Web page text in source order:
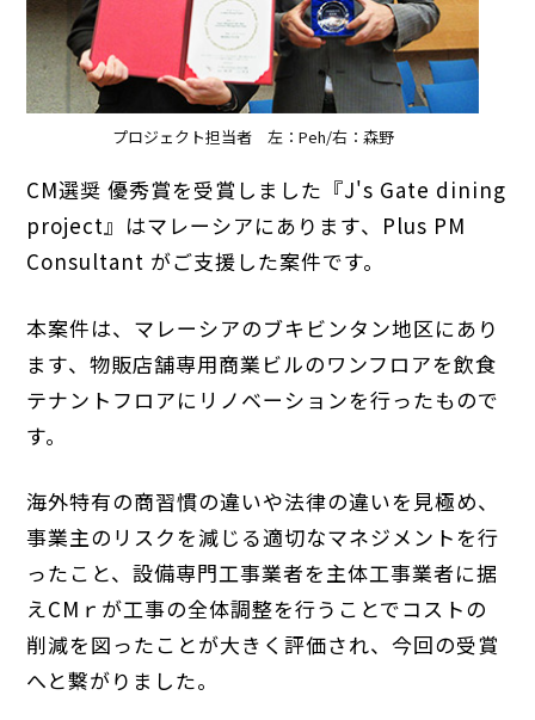
プロジェクト担当者 左：Peh/右：森野
CM選奨 優秀賞を受賞しました『J's Gate dining
project』はマレーシアにあります、Plus PM
Consultant がご支援した案件です。
本案件は、マレーシアのブキビンタン地区にあり
ます、物販店舗専用商業ビルのワンフロアを飲食
テナントフロアにリノベーションを行ったもので
す。
海外特有の商習慣の違いや法律の違いを見極め、
事業主のリスクを減じる適切なマネジメントを行
ったこと、設備専門工事業者を主体工事業者に据
えCMｒが工事の全体調整を行うことでコストの
削減を図ったことが大きく評価され、今回の受賞
へと繋がりました。